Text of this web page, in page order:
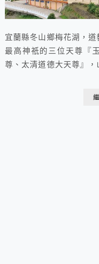
宜蘭縣冬山鄉梅花湖，
最高神祇的三位天尊『
尊、太清道德大天尊』